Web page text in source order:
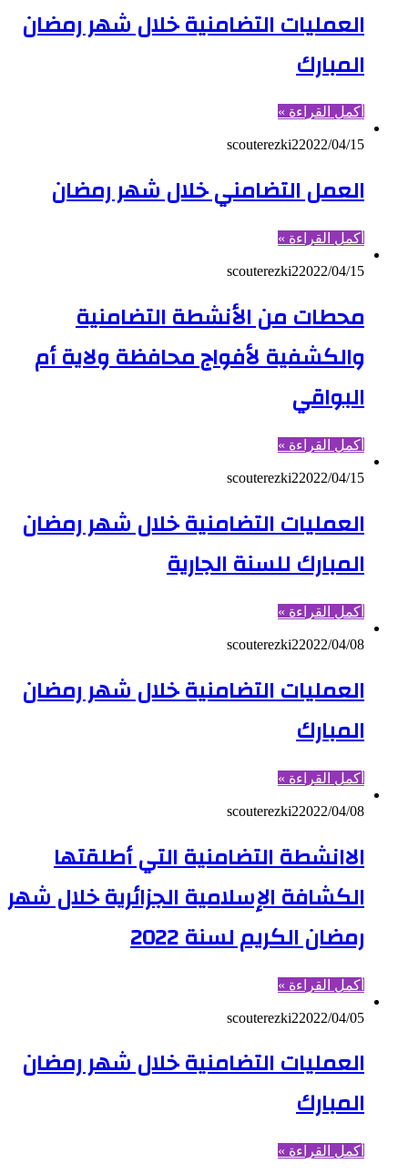
العمليات التضامنية خلال شهر رمضان
المبارك
أكمل القراءة »
scouterezki22022/04/15
العمل التضامني خلال شهر رمضان
أكمل القراءة »
scouterezki22022/04/15
محطات من الأنشطة التضامنية
والكشفية لأفواج محافظة ولاية أم
البواقي
أكمل القراءة »
scouterezki22022/04/15
العمليات التضامنية خلال شهر رمضان
المبارك للسنة الجارية
أكمل القراءة »
scouterezki22022/04/08
العمليات التضامنية خلال شهر رمضان
المبارك
أكمل القراءة »
scouterezki22022/04/08
الاانشطة التضامنية التي أطلقتها
الكشافة الإسلامية الجزائرية خلال شهر
رمضان الكريم لسنة 2022
أكمل القراءة »
scouterezki22022/04/05
العمليات التضامنية خلال شهر رمضان
المبارك
أكمل القراءة »